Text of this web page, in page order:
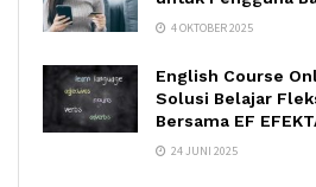
4 OKTOBER 2025
English Course
Solusi Belajar
Bersama EF
24 JUNI 2025